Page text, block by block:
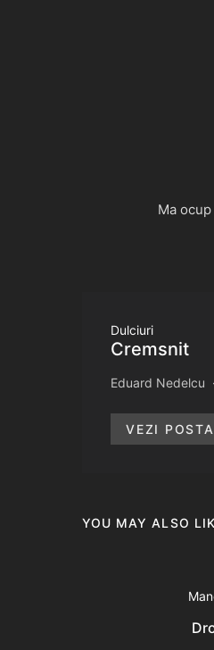
Ma
Dulciuri
Cremsnit
Eduard Nedelcu
VEZI
YOU MAY ALSO